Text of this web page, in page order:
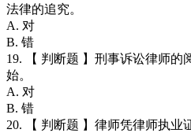
法律的追究。
A. 对
B. 错
19. 【 判断题 】刑事诉讼律师的
始。
A. 对
B. 错
20. 【 判断题 】律师凭律师执业